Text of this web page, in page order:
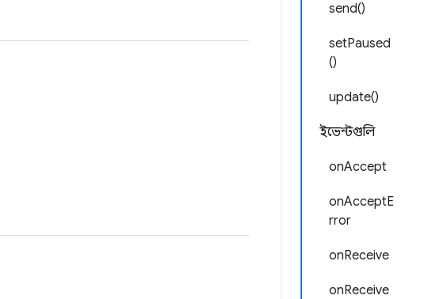
send()
setPaused
()
update()
ইভেন্টগুলি
onAccept
onAcceptE
rror
onReceive
onReceive